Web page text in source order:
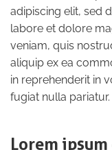
adipiscing elit, sed
labore et dolore
veniam, quis
aliquip ex ea
in reprehenderit in
fugiat nulla pariatur.
Lorem